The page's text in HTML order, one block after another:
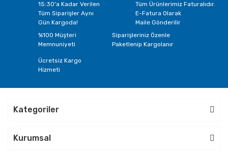
15:30'a Kadar Verilen
Tüm Siparişler Aynı
Gün Kargoda!
Tüm Ürünlerimiz Faturalıdır.
E-Fatura Olarak
Maile Gönderilir
%100 Müşteri
Memnuniyeti
Siparişleriniz Özenle
Paketlenip Kargolanır
Ücretsiz Kargo
Hizmeti
Kategoriler
Kurumsal